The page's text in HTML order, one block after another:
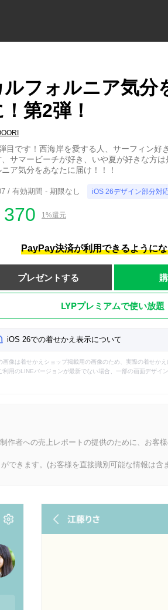
ルフォルニア気分
！第2弾！
目です！西海岸を愛する人、サーフィン好
サマービーチが好き、いや夏が好きな方は
ニア気分をあなたに届け！！！
/ 有効期間 - 期限なし iOS 26デザイン部分対
370 1%還元
PayPay決済が利用できるように
プレゼントする
LYPプレミアムで使い放題
iOS 26での着せかえ表示について
画像は着せかえショップ掲載用の画像のため、実際の着せかえ
利用のLINEバージョンが最新でない場合、一部の画面デザイ
作者への売上レポートの提供のために、お客
できます。(お客様を直接識別可能な情報は含